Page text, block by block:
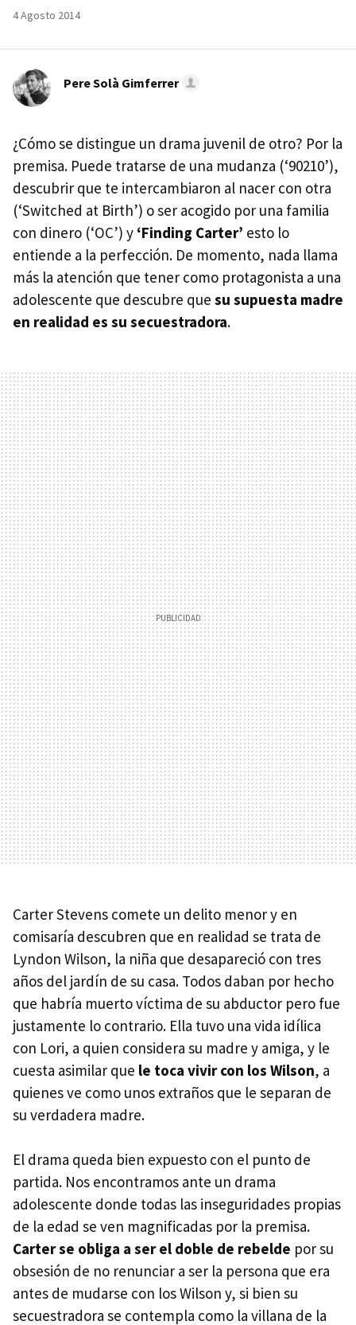
4 Agosto 2014
Pere Solà Gimferrer
¿Cómo se distingue un drama juvenil de otro? Por la
premisa. Puede tratarse de una mudanza (‘90210’),
descubrir que te intercambiaron al nacer con otra
(‘Switched at Birth’) o ser acogido por una familia
con dinero (‘OC’) y ‘Finding Carter’ esto lo
entiende a la perfección. De momento, nada llama
más la atención que tener como protagonista a una
adolescente que descubre que su supuesta madre
en realidad es su secuestradora.
Carter Stevens comete un delito menor y en
comisaría descubren que en realidad se trata de
Lyndon Wilson, la niña que desapareció con tres
años del jardín de su casa. Todos daban por hecho
que habría muerto víctima de su abductor pero fue
justamente lo contrario. Ella tuvo una vida idílica
con Lori, a quien considera su madre y amiga, y le
cuesta asimilar que le toca vivir con los Wilson, a
quienes ve como unos extraños que le separan de
su verdadera madre.
El drama queda bien expuesto con el punto de
partida. Nos encontramos ante un drama
adolescente donde todas las inseguridades propias
de la edad se ven magnificadas por la premisa.
Carter se obliga a ser el doble de rebelde por su
obsesión de no renunciar a ser la persona que era
antes de mudarse con los Wilson y, si bien su
secuestradora se contempla como la villana de la